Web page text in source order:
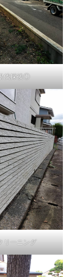
伐採後①
リーニング